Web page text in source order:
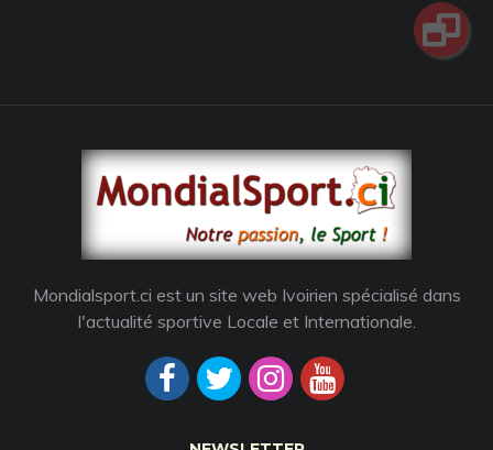
Mondialsport.ci est un site web Ivoirien spécialisé dans
l'actualité sportive Locale et Internationale.